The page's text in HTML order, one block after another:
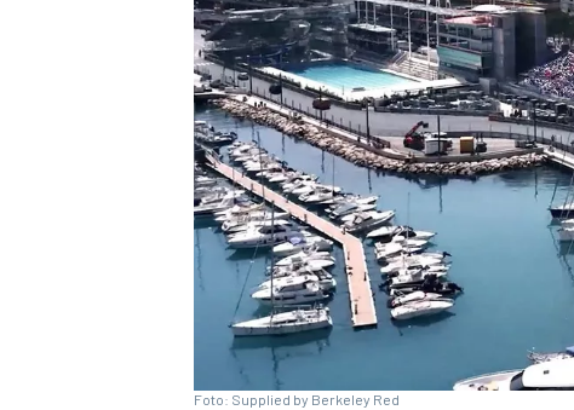
INDYCAR
Foto: Supplied by Berkeley Red